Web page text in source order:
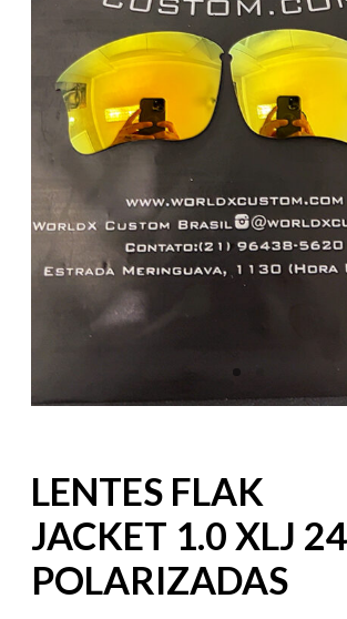
LENTES FLAK
JACKET 1.0 XLJ
POLARIZADAS